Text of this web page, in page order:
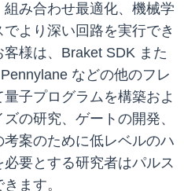
み合わせ最適化、機械学
より深い回路を実行でき
様は、Braket SDK また
などの他のフレ
子プログラムを構築およ
の研究、ゲートの開発、
案のために低レベルのハ
要とする研究者はパルス
ます。